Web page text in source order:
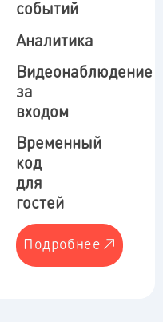
событий
Аналитика
Видеонаблюдение
за
входом
Временный
код
для
гостей
Подробнее